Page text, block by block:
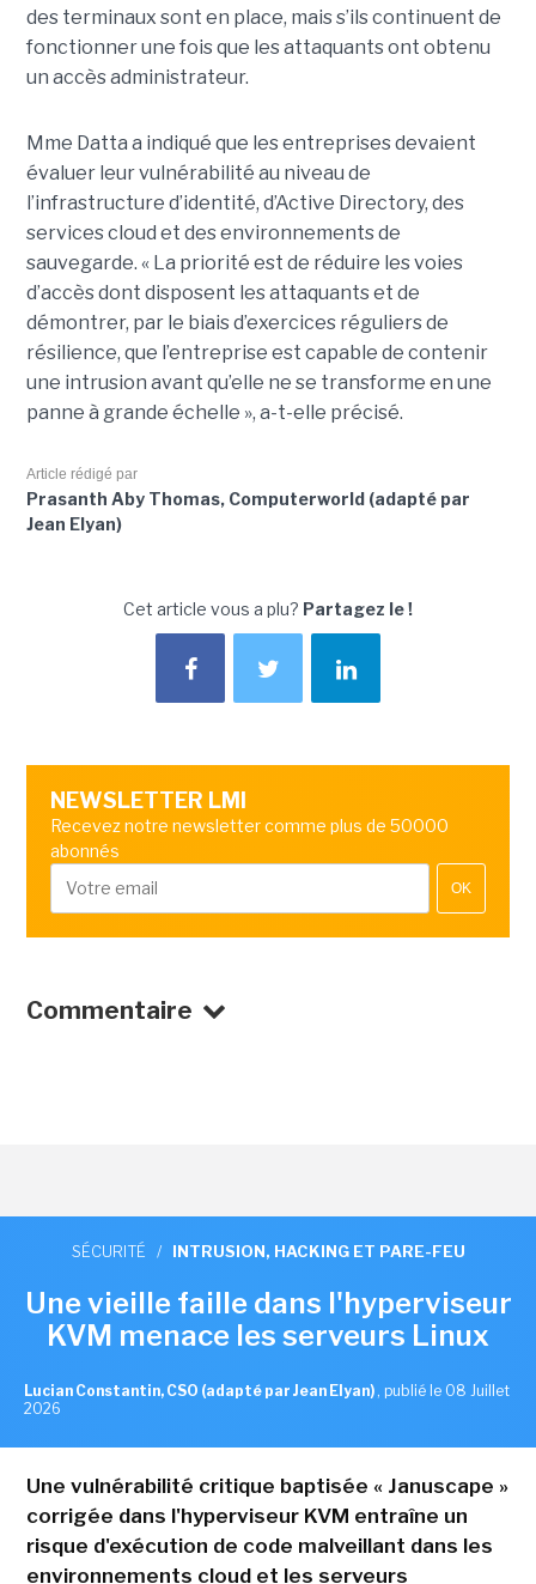
des terminaux sont en place, mais s’ils continuent de
fonctionner une fois que les attaquants ont obtenu
un accès administrateur.
Mme Datta a indiqué que les entreprises devaient
évaluer leur vulnérabilité au niveau de
l’infrastructure d’identité, d’Active Directory, des
services cloud et des environnements de
sauvegarde. « La priorité est de réduire les voies
d’accès dont disposent les attaquants et de
démontrer, par le biais d’exercices réguliers de
résilience, que l’entreprise est capable de contenir
une intrusion avant qu’elle ne se transforme en une
panne à grande échelle », a-t-elle précisé.
Article rédigé par
Prasanth Aby Thomas, Computerworld (adapté par
Jean Elyan)
Cet article vous a plu? Partagez le !
NEWSLETTER LMI
Recevez notre newsletter comme plus de 50000
abonnés
OK
Commentaire
SÉCURITÉ / INTRUSION, HACKING ET PARE-FEU
Une vieille faille dans l'hyperviseur
KVM menace les serveurs Linux
Lucian Constantin, CSO (adapté par Jean Elyan) , publié le 08 Juillet
2026
Une vulnérabilité critique baptisée « Januscape »
corrigée dans l'hyperviseur KVM entraîne un
risque d'exécution de code malveillant dans les
environnements cloud et les serveurs